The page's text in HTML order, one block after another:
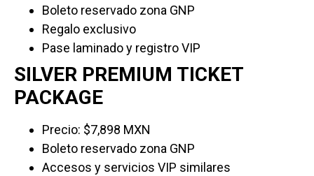
Boleto reservado zona GNP
Regalo exclusivo
Pase laminado y registro VIP
SILVER PREMIUM TICKET
PACKAGE
Precio: $7,898 MXN
Boleto reservado zona GNP
Accesos y servicios VIP similares